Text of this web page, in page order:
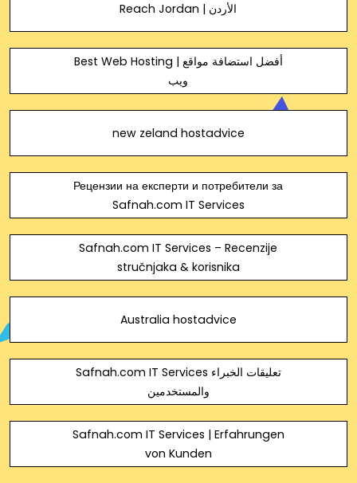
Reach Jordan | الأردن
Best Web Hosting | أفضل استضافة مواقع
ويب
new zeland hostadvice
Рецензии на експерти и потребители за
Safnah.com IT Services
Safnah.com IT Services – Recenzije
stručnjaka & korisnika
Australia hostadvice
Safnah.com IT Services تعليقات الخبراء
والمستخدمين
Safnah.com IT Services | Erfahrungen
von Kunden